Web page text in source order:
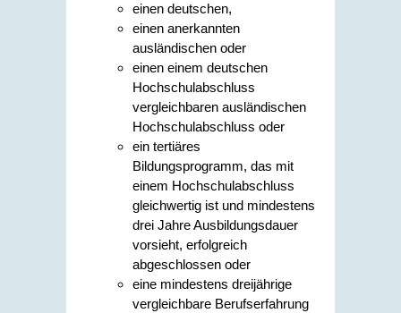
einen deutschen,
einen anerkannten
ausländischen oder
einen einem deutschen
Hochschulabschluss
vergleichbaren ausländischen
Hochschulabschluss oder
ein tertiäres
Bildungsprogramm, das mit
einem Hochschulabschluss
gleichwertig ist und mindestens
drei Jahre Ausbildungsdauer
vorsieht, erfolgreich
abgeschlossen oder
eine mindestens dreijährige
vergleichbare Berufserfahrung